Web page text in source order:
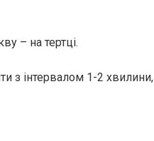
– на тертці.
з інтервалом 1-2 хвилини,